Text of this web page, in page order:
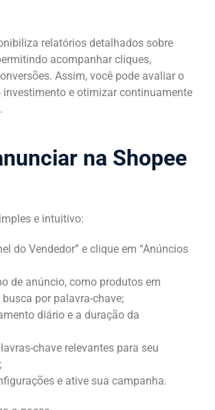
relatórios detalhados sobre
acompanhar cliques,
Assim, você pode avaliar o
investimento e otimizar continuamente
na Shopee
e intuitivo:
do Vendedor” e clique em “Anúncios
de anúncio, como produtos em
por palavra-chave;
diário e a duração da
chave relevantes para seu
e ative sua campanha.